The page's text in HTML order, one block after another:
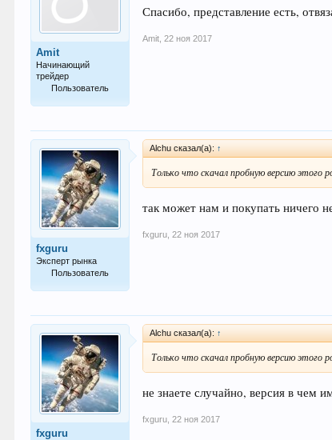
Amit
Начинающий
трейдер
Пользователь
Спасибо, представление есть,
Amit 22 ноя 2017
fxguru
Эксперт рынка
Пользователь
Alchu сказал(а): ↑
Только что скачал пробную версию этого
так может нам и покупать ничего
fxguru 22 ноя 2017
fxguru
Alchu сказал(а): ↑
Только что скачал пробную версию этого
не знаете случайно, версия в чем
fxguru 22 ноя 2017